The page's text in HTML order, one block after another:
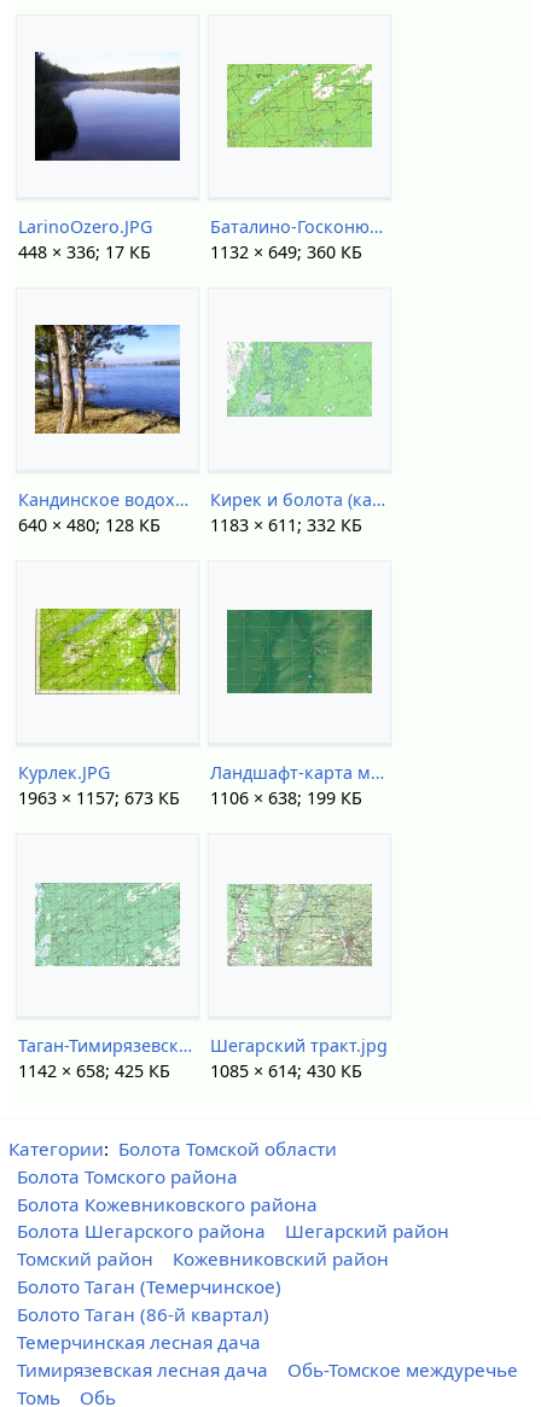
LarinoOzero.JPG
448 × 336; 17 КБ
Баталино-Госконюшня на карте 1975.jpg
1132 × 649; 360 КБ
Кандинское водохранилище.jpg
640 × 480; 128 КБ
Кирек и болота (карта НСО).jpg
1183 × 611; 332 КБ
Курлек.JPG
1963 × 1157; 673 КБ
Ландшафт-карта междуречья.jpg
1106 × 638; 199 КБ
Таган-Тимирязевские болота.jpg
1142 × 658; 425 КБ
Шегарский тракт.jpg
1085 × 614; 430 КБ
Категории: Болота Томской области
Болота Томского района
Болота Кожевниковского района
Болота Шегарского района
Шегарский район
Томский район
Кожевниковский район
Болото Таган (Темерчинское)
Болото Таган (86-й квартал)
Темерчинская лесная дача
Тимирязевская лесная дача
Обь-Томское междуречье
Томь
Обь